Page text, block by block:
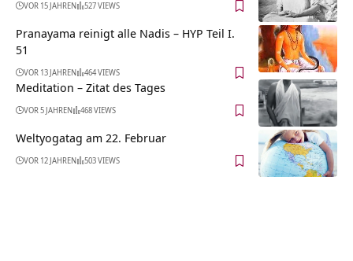
VOR 15 JAHREN 527 VIEWS
Pranayama reinigt alle Nadis – HYP Teil I.
51
VOR 13 JAHREN 464 VIEWS
Meditation – Zitat des Tages
VOR 5 JAHREN 468 VIEWS
Weltyogatag am 22. Februar
VOR 12 JAHREN 503 VIEWS